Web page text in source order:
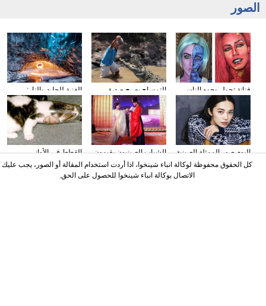
الصور
الغنية للجليد والنار:
المصور يلتقط صورا في
الأنهار الجليدية
التمساح يصبح صديق
الناس في كوستا ريكا
فنانة تحول وجوه الناس
إلى الشخصيات الكرتونية
باستخدام الماكياج
القطط في الأواني
الزجاجية
الشباب الصينيون يقيمون
حفل الزفاف وفقا لطريقة
"أسرة هان"
البوم صور الممثلة الصينية
ياو تشن على مجلة
كل الحقوق محفوظة لوكالة انباء شينخوا، اذا أردت استخدام المقالة أو الصور، يجب عليك
الاتصال بوكالة انباء شينخوا للحصول على الحق.